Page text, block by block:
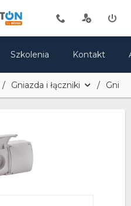
Szkolenia Kontakt
Gniazda i łączniki